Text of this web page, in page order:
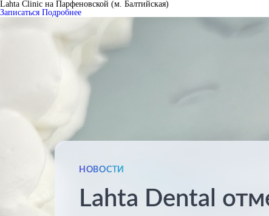
Lahta Clinic на Парфеновской (м. Балтийская)
Записаться Подробнее
НОВОСТИ
Lahta Dental